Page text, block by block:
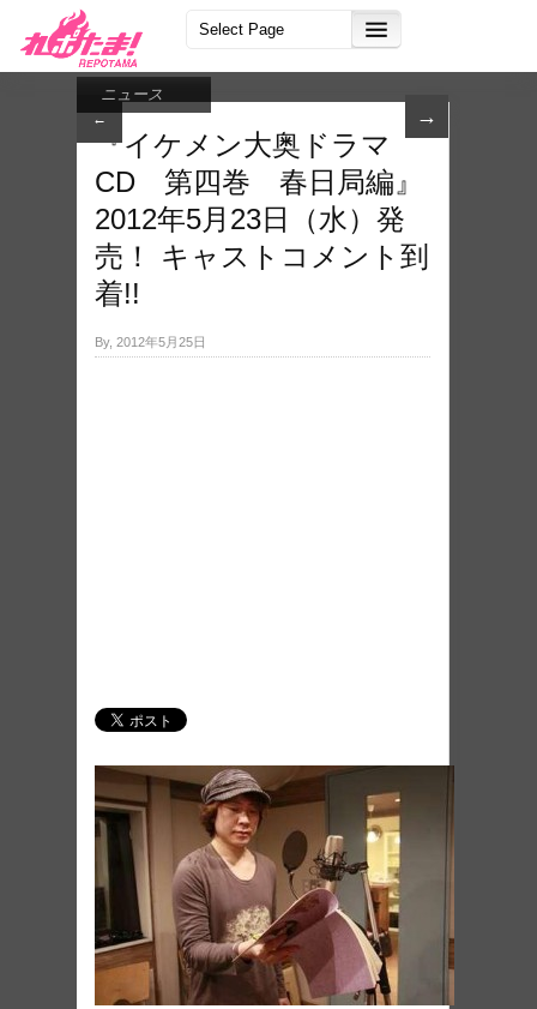
← →
ニュース
『イケメン大奥ドラマ
CD 第四巻 春日局編』
2012年5月23日（水）発
売！ キャストコメント到
着!!
By, 2012年5月25日